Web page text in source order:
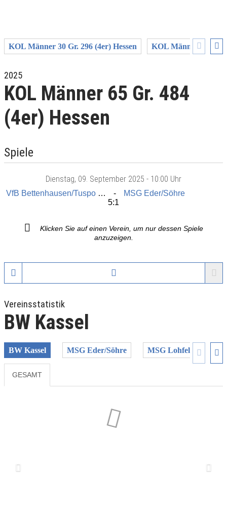
KOL Männer 30 Gr. 296 (4er) Hessen KOL Männer 30 Gr.
2025
KOL Männer 65 Gr. 484
(4er) Hessen
Spiele
Dienstag, 09. September 2025 - 10:00 Uhr
VfB Bettenhausen/Tuspo Nieste
MSG Eder/Söhre
5:1
Klicken Sie auf einen Verein, um nur dessen Spiele
anzuzeigen.
Vereinsstatistik
BW Kassel
BW Kassel MSG Eder/Söhre MSG Lohfelden/G./K.
GESAMT